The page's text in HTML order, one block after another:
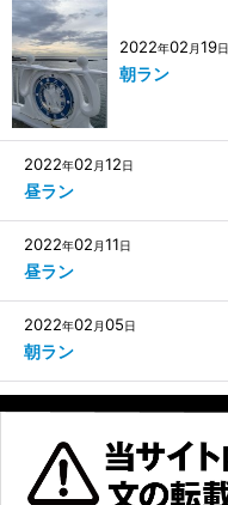
2022年02 月19日
朝ラン
2022年02 月12日
昼ラン
2022年02 月11日
昼ラン
2022年02 月05日
朝ラン